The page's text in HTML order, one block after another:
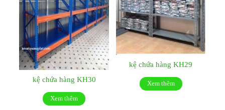
kệ chứa hàng KH30
Xem thêm
kệ chứa hàng KH29
Xem thêm